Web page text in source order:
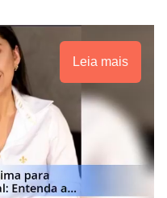
Leia mais